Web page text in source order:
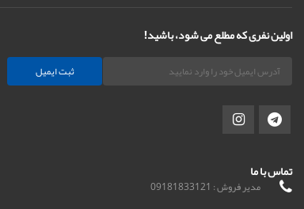
اولین نفری که مطلع می شود، باشید!
ثبت ایمیل
تماس با ما
مدیر فروش : 09181833121